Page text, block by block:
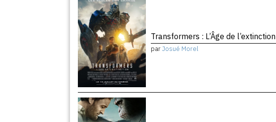
Transformers : L’Âge de l’extinction
parJosué Morel